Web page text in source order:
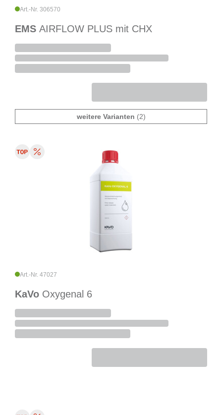
Art.-Nr. 306570
EMS AIRFLOW PLUS mit CHX
weitere Varianten (2)
Art.-Nr. 47027
KaVo Oxygenal 6